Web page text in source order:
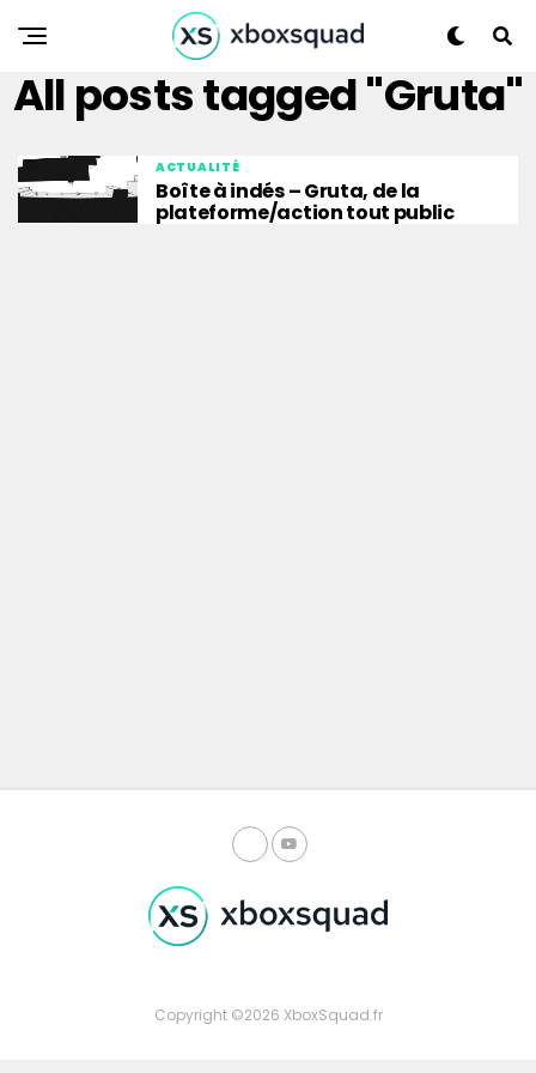
All posts tagged "Gruta"
ACTUALITÉ
Boîte à indés – Gruta, de la
plateforme/action tout public
Copyright ©2026 XboxSquad.fr